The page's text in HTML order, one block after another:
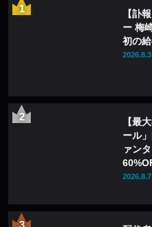
【訃
ー 梅
初の
2026.8.3
【最
ール
ァン
2026.8.7